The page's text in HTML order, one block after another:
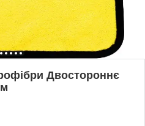
Двостороннє